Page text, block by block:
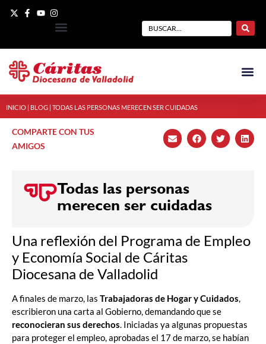
INICIO BLOG TODAS LAS PERSONAS MERECEN SER CUIDADAS
COMPARTE CON TUS
AMIGOS
Todas las personas
merecen ser cuidadas
Una reflexión del Programa de Empleo
y Economía Social de Cáritas
Diocesana de Valladolid
A finales de marzo, las Trabajadoras de Hogar y Cuidados,
escribieron una carta al Gobierno, demandando que se
reconocieran sus derechos. Iniciadas ya algunas propuestas
para proteger el empleo, aprobadas el 17 de marzo, se habían